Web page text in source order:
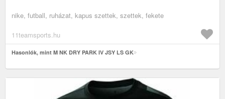
nike, futball, ruházat, kapus szettek, szettek, fekete
11teamsports.hu
Hasonlók, mint M NK DRY PARK IV JSY LS GK